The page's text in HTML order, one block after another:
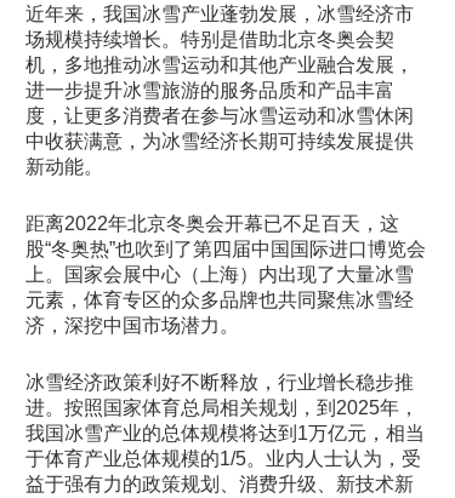
近年来，我国冰雪产业蓬勃发展，冰雪经济市
场规模持续增长。特别是借助北京冬奥会契
机，多地推动冰雪运动和其他产业融合发展，
进一步提升冰雪旅游的服务品质和产品丰富
度，让更多消费者在参与冰雪运动和冰雪休闲
中收获满意，为冰雪经济长期可持续发展提供
新动能。
距离2022年北京冬奥会开幕已不足百天，这
股“冬奥热”也吹到了第四届中国国际进口博览会
上。国家会展中心（上海）内出现了大量冰雪
元素，体育专区的众多品牌也共同聚焦冰雪经
济，深挖中国市场潜力。
冰雪经济政策利好不断释放，行业增长稳步推
进。按照国家体育总局相关规划，到2025年，
我国冰雪产业的总体规模将达到1万亿元，相当
于体育产业总体规模的1/5。业内人士认为，受
益于强有力的政策规划、消费升级、新技术新